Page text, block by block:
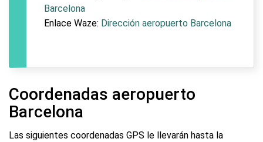
Barcelona
Enlace Waze: Dirección aeropuerto Barcelona
Coordenadas aeropuerto
Barcelona
Las siguientes coordenadas GPS le llevarán hasta la